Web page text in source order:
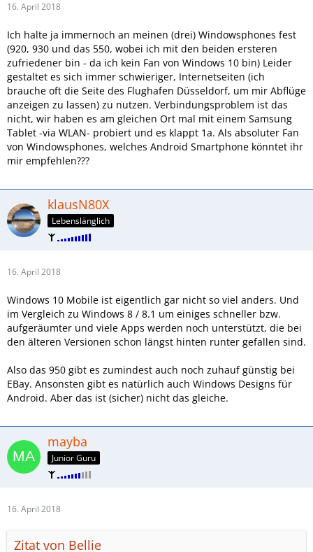
16. April 2018
Ich halte ja immernoch an meinen (drei) Windowsphones fest
(920, 930 und das 550, wobei ich mit den beiden ersteren
zufriedener bin - da ich kein Fan von Windows 10 bin) Leider
gestaltet es sich immer schwieriger, Internetseiten (ich
brauche oft die Seite des Flughafen Düsseldorf, um mir Abflüge
anzeigen zu lassen) zu nutzen. Verbindungsproblem ist das
nicht, wir haben es am gleichen Ort mal mit einem Samsung
Tablet -via WLAN- probiert und es klappt 1a. Als absoluter Fan
von Windowsphones, welches Android Smartphone könntet ihr
mir empfehlen???
klausN80X
Lebenslänglich
16. April 2018
Windows 10 Mobile ist eigentlich gar nicht so viel anders. Und
im Vergleich zu Windows 8 / 8.1 um einiges schneller bzw.
aufgeräumter und viele Apps werden noch unterstützt, die bei
den älteren Versionen schon längst hinten runter gefallen sind.
Also das 950 gibt es zumindest auch noch zuhauf günstig bei
EBay. Ansonsten gibt es natürlich auch Windows Designs für
Android. Aber das ist (sicher) nicht das gleiche.
mayba
Junior Guru
16. April 2018
Zitat von Bellie